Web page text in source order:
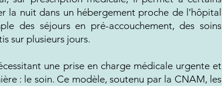
la nuit dans un hébergement proche de l’hôpital
des séjours en pré-accouchement, des soins
sur plusieurs jours.
une prise en charge médicale urgente et
: le soin. Ce modèle, soutenu par la CNAM, les